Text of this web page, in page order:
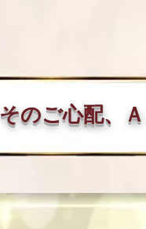
そのご心配、